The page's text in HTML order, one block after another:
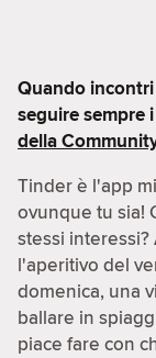
Quando
seguire sempre
della
Tinder è l'app
ovunque tu sia!
stessi
l'aperitivo del
domenica, una
ballare in
piace fare con